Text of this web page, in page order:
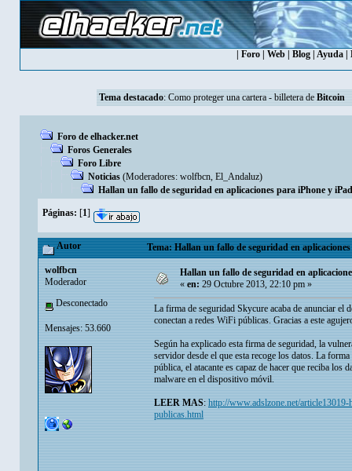
Foro Web Blog Ayuda
Tema destacado: Como proteger una cartera - billetera de Bitcoin
Foro de elhacker.net
Foros Generales
Foro Libre
Noticias (Moderadores: wolfbcn, El_Andaluz)
Hallan un fallo de seguridad en aplicaciones para iPhone y
Páginas: [1]
Autor Tema: Hallan un fallo de seguridad en
wolfbcn
Moderador
Desconectado
Mensajes: 53.660
Hallan un fallo de seguridad en
«en:29 Octubre 2013, 22:10 pm »
La firma de seguridad Skycure acaba de anunciar el
conectan a redes WiFi públicas. Gracias a este
Según ha explicado esta firma de seguridad, la
servidor desde el que esta recoge los datos. La
pública, el atacante es capaz de hacer que reciba
malware en el dispositivo móvil.
LEER MAS:http://www.adslzone.net/
publicas.html